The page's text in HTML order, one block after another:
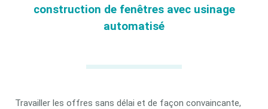
construction de fenêtres avec usinage
automatisé
Travailler les offres sans délai et de façon convaincante,